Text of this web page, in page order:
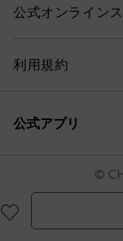
公式オンライン
利用規約
公式アプリ
©